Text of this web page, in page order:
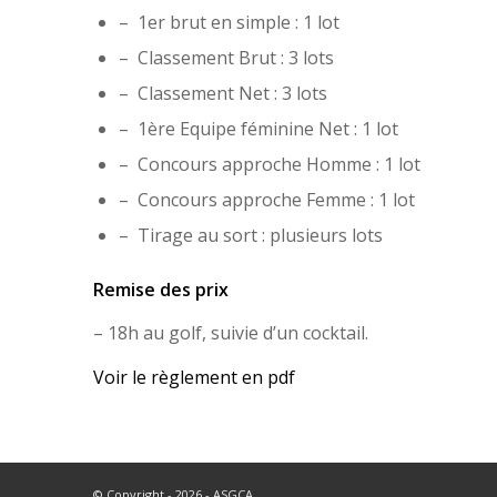
– 1er brut en simple : 1 lot
– Classement Brut : 3 lots
– Classement Net : 3 lots
– 1ère Equipe féminine Net : 1 lot
– Concours approche Homme : 1 lot
– Concours approche Femme : 1 lot
– Tirage au sort : plusieurs lots
Remise des prix
– 18h au golf, suivie d’un cocktail.
Voir le règlement en pdf
© Copyright - 2026 - ASGCA